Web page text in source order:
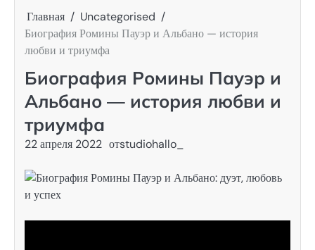
Главная
Uncategorised
Биография Ромины Пауэр и Альбано — история
любви и триумфа
Биография Ромины Пауэр и
Альбано — история любви и
триумфа
22 апреля 2022 отstudiohallo_